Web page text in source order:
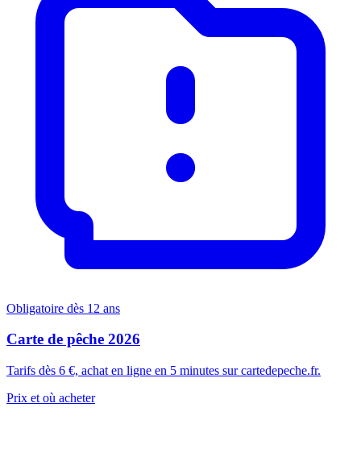
Obligatoire dès 12 ans
Carte de pêche 2026
Tarifs dès 6 €, achat en ligne en 5 minutes sur cartedepeche.fr.
Prix et où acheter